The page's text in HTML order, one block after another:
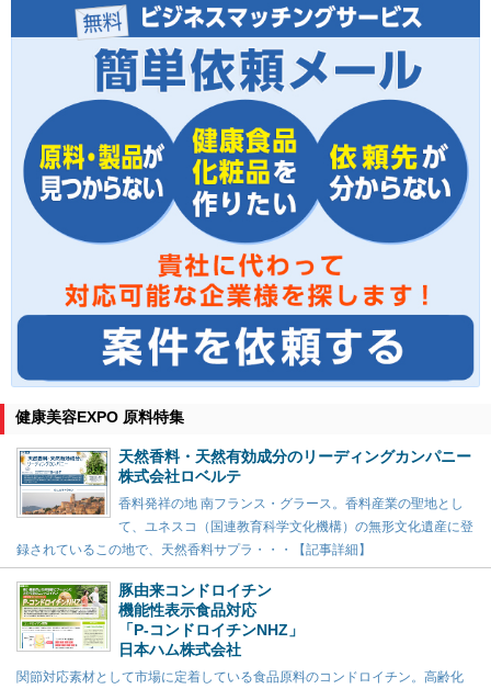
健康美容EXPO 原料特集
天然香料・天然有効成分のリーディングカンパニー
株式会社ロベルテ
香料発祥の地 南フランス・グラース。香料産業の聖地とし
て、ユネスコ（国連教育科学文化機構）の無形文化遺産に登
録されているこの地で、天然香料サプラ・・・【記事詳細】
豚由来コンドロイチン
機能性表示食品対応
「P-コンドロイチンNHZ」
日本ハム株式会社
関節対応素材として市場に定着している食品原料のコンドロイチン。高齢化